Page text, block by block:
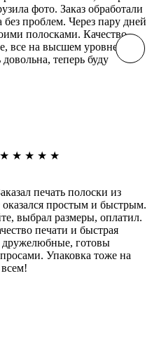
фото. Заказ обработали
проблем. Через пару дней
полосками. Качество
все на высшем уровне.
довольна, теперь буду
★ ★ ★ ★ ★
печать полоски из
простым и быстрым.
выбрал размеры, оплатил.
печати и быстрая
дружелюбные, готовы
Упаковка тоже на